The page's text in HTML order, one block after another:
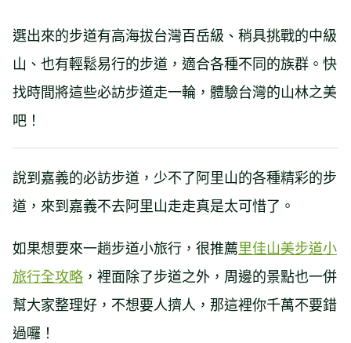
選出來的步道有高海拔台灣百岳級、稍具挑戰的中級
山、也有輕鬆易行的步道，適合各種不同的族群。快
找時間將這些必訪步道走一輪，體驗台灣的山林之美
吧！
說到嘉義的必訪步道，少不了阿里山的各種精彩的步
道，來到嘉義不去阿里山走走真是太可惜了。
如果想要來一趟步道小旅行，很推薦里佳山美步道小
旅行全攻略 ，裡面除了步道之外，周邊的景點也一併
幫大家整理好，不想要人擠人，那這裡你千萬不要錯
過囉！